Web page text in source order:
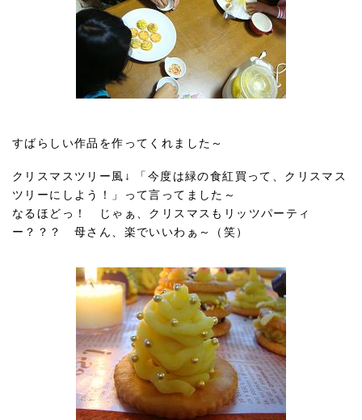
すばらしい作品を作ってくれました～
クリスマスツリー風↓ 「今度は緑の食紅買って、クリスマス
ツリーにしよう！」って言ってました～
なるほどっ！ じゃぁ、クリスマスもリッツパーティ
ー？？？ 母さん、楽でいいわぁ～（笑）